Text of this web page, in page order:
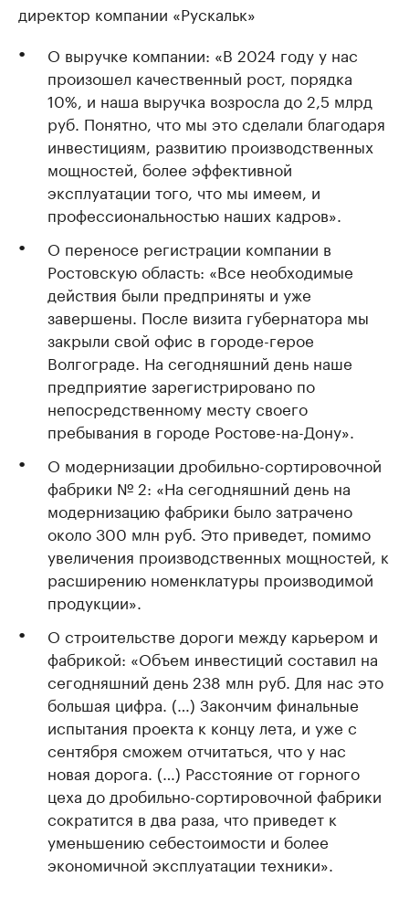
директор компании «Рускальк»
О выручке компании: «В 2024 году у нас
произошел качественный рост, порядка
10%, и наша выручка возросла до 2,5 млрд
руб. Понятно, что мы это сделали благодаря
инвестициям, развитию производственных
мощностей, более эффективной
эксплуатации того, что мы имеем, и
профессиональностью наших кадров».
О переносе регистрации компании в
Ростовскую область: «Все необходимые
действия были предприняты и уже
завершены. После визита губернатора мы
закрыли свой офис в городе-герое
Волгограде. На сегодняшний день наше
предприятие зарегистрировано по
непосредственному месту своего
пребывания в городе Ростове-на-Дону».
О модернизации дробильно-сортировочной
фабрики № 2: «На сегодняшний день на
модернизацию фабрики было затрачено
около 300 млн руб. Это приведет, помимо
увеличения производственных мощностей, к
расширению номенклатуры производимой
продукции».
О строительстве дороги между карьером и
фабрикой: «Объем инвестиций составил на
сегодняшний день 238 млн руб. Для нас это
большая цифра. (…) Закончим финальные
испытания проекта к концу лета, и уже с
сентября сможем отчитаться, что у нас
новая дорога. (…) Расстояние от горного
цеха до дробильно-сортировочной фабрики
сократится в два раза, что приведет к
уменьшению себестоимости и более
экономичной эксплуатации техники».